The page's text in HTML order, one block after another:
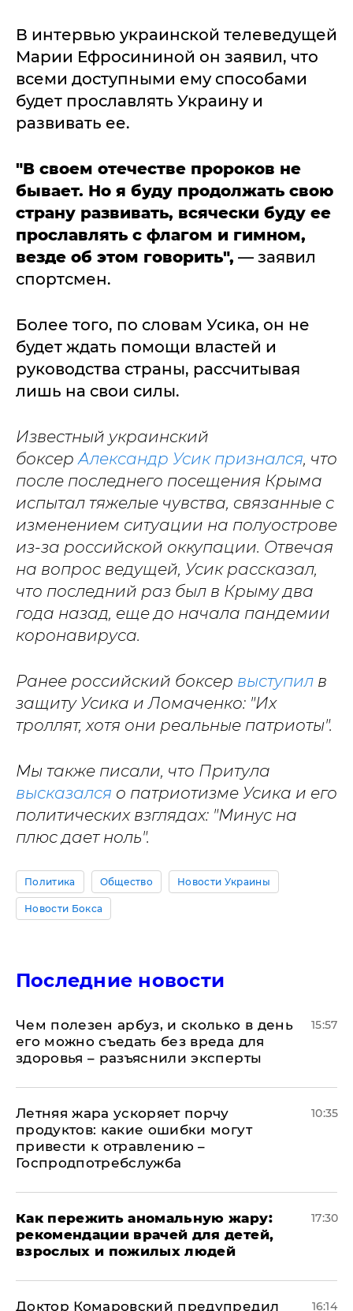
В интервью украинской телеведущей
Марии Ефросининой он заявил, что
всеми доступными ему способами
будет прославлять Украину и
развивать ее.
"В своем отечестве пророков не
бывает. Но я буду продолжать свою
страну развивать, всячески буду ее
прославлять с флагом и гимном,
везде об этом говорить", — заявил
спортсмен.
Более того, по словам Усика, он не
будет ждать помощи властей и
руководства страны, рассчитывая
лишь на свои силы.
Известный украинский
боксерАлександр Усик признался, что
после последнего посещения Крыма
испытал тяжелые чувства, связанные с
изменением ситуации на полуострове
из-за российской оккупации. Отвечая
на вопрос ведущей, Усик рассказал,
что последний раз был в Крыму два
года назад, еще до начала пандемии
коронавируса.
Ранее российский боксер выступил в
защиту Усика и Ломаченко: "Их
троллят, хотя они реальные патриоты".
Мы также писали, что Притула
высказался о патриотизме Усика и его
политических взглядах: "Минус на
плюс дает ноль".
Политика Общество Новости Украины
Новости Бокса
Последние новости
Чем полезен арбуз, и сколько в день
его можно съедать без вреда для
здоровья – разъяснили эксперты
15:57
Летняя жара ускоряет порчу
продуктов: какие ошибки могут
привести к отравлению –
Госпродпотребслужба
10:35
Как пережить аномальную жару:
рекомендации врачей для детей,
взрослых и пожилых людей
17:30
Доктор Комаровский предупредил 16:14